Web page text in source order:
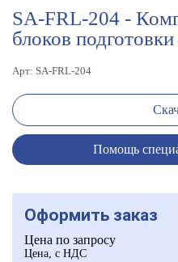
SA-FRL-204 -
блоков
Арт: SA-FRL-204
Помощь
Оформить заказ
Цена по запросу
Цена, с НДС